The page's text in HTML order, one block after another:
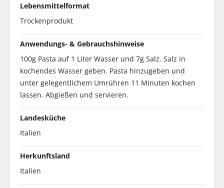
Lebensmittelformat
Trockenprodukt
Anwendungs- & Gebrauchshinweise
100g Pasta auf 1 Liter Wasser und 7g Salz. Salz in
kochendes Wasser geben. Pasta hinzugeben und
unter gelegentlichem Umrühren 11 Minuten kochen
lassen. Abgießen und servieren.
Landesküche
Italien
Herkunftsland
Italien